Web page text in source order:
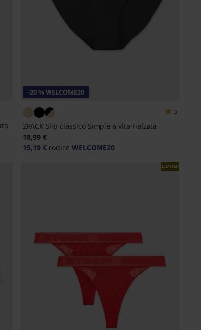
-20 % WELCOME20
5
2PACK Slip classico Simple a vita rialzata
18,99 €
15,19 €codice WELCOME20
LIMITED